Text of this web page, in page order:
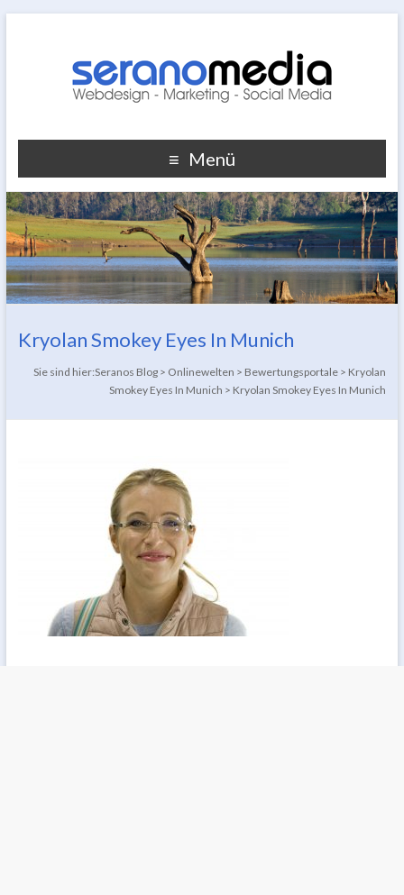
Menü
Kryolan Smokey Eyes In Munich
Sie sind hier:Seranos Blog > Onlinewelten > Bewertungsportale > Kryolan
Smokey Eyes In Munich > Kryolan Smokey Eyes In Munich